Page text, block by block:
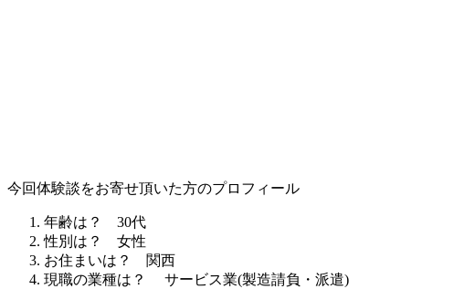
今回体験談をお寄せ頂いた方のプロフィール
年齢は？ 30代
性別は？ 女性
お住まいは？ 関西
現職の業種は？
サービス業(製造請負・派遣)